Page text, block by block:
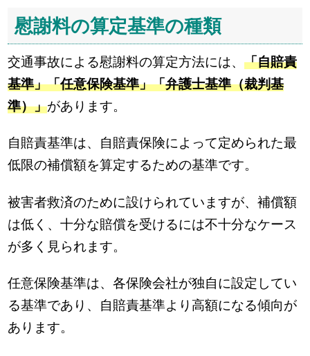
慰謝料の算定基準の種類
交通事故による慰謝料の算定方法には、「自賠責
基準」「任意保険基準」「弁護士基準（裁判基
準）」があります。
自賠責基準は、自賠責保険によって定められた最
低限の補償額を算定するための基準です。
被害者救済のために設けられていますが、補償額
は低く、十分な賠償を受けるには不十分なケース
が多く見られます。
任意保険基準は、各保険会社が独自に設定してい
る基準であり、自賠責基準より高額になる傾向が
あります。